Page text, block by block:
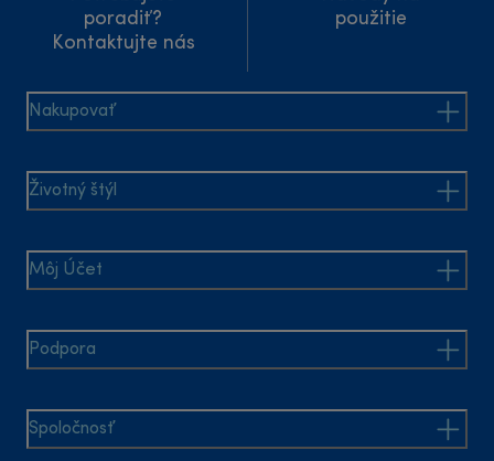
poradiť?
Kontaktujte nás
použitie
Nakupovať
Životný štýl
Môj Účet
Podpora
Spoločnosť